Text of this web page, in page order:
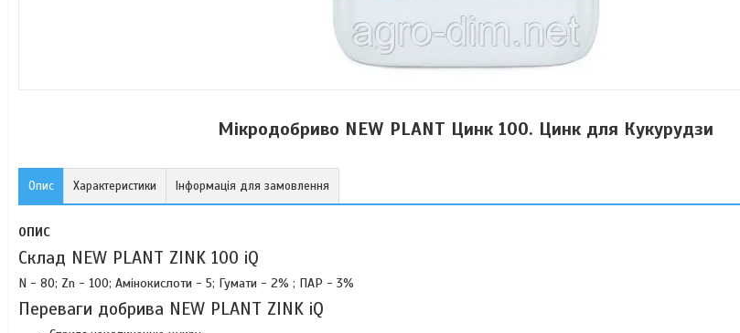
Мікродобриво NEW PLANT Цинк 100. Цинк для Кукурудзи
Опис Характеристики Інформація для замовлення
ОПИС
Склад NEW PLANT ZINK 100 iQ
N - 80; Zn - 100; Амінокислоти - 5; Гумати - 2% ; ПАР - 3%
Переваги добрива NEW PLANT ZINK iQ